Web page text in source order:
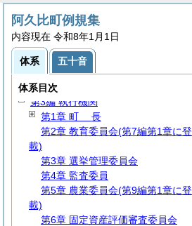
阿久比町例規集
内容現在 令和8年1月1日
体系 五十音
体系目次
第1編総規
第2編
第3編 執行機関
第1章 町 長
第2章 教育委員会(第7編第1章に登
載)
第3章 選挙管理委員会
第4章 監査委員
第5章 農業委員会(第9編第1章に登
載)
第6章 固定資産評価審査委員会